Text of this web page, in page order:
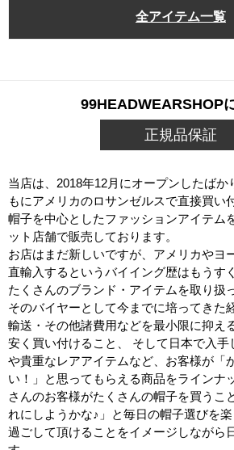
全アイテム一覧
99HEADWEARSHOP
正規品保証
当店は、2018年12月にオープンしたばか
もにアメリカのロサンゼルスで直接買い
帽子を中心としたファッションアイテム
ット店舗で販売しております。
お店はまだ新しいですが、アメリカやヨ
直輸入するというバイイング歴はもうす
たくさんのブランド・アイテムを取り扱
そのバイヤーとして今までに培ってきた
輸送・その他諸費用などを最小限に抑え
安く買い付けること、 そして日本で入手
や貴重なレアアイテムなど、お客様が「
い！」と思ってもらえる商品をラインナ
さんのお客様がたくさんの帽子を買うこ
れにしようかな♪」と毎日の帽子選びを
過ごして頂けることをイメージしながら